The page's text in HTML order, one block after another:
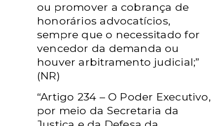
ou promover a cobrança de
honorários advocatícios,
sempre que o necessitado for
vencedor da demanda ou
houver arbitramento judicial;”
(NR)
“Artigo 234 – O Poder Executivo,
por meio da Secretaria da